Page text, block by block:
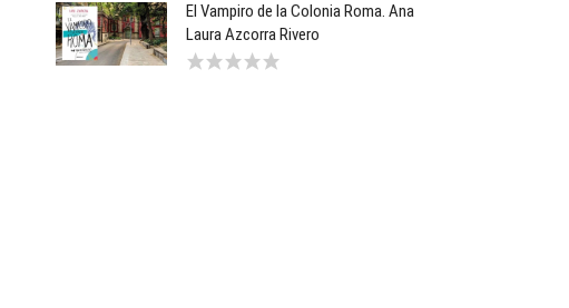
El Vampiro de la Colonia Roma. Ana
Laura Azcorra Rivero